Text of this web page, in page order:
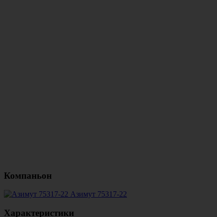
Компаньон
Азимут 75317-22
Характеристики